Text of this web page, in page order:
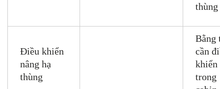
thùng
Điều khiển
nâng hạ
thùng
Bằng
cần
khiển
trong